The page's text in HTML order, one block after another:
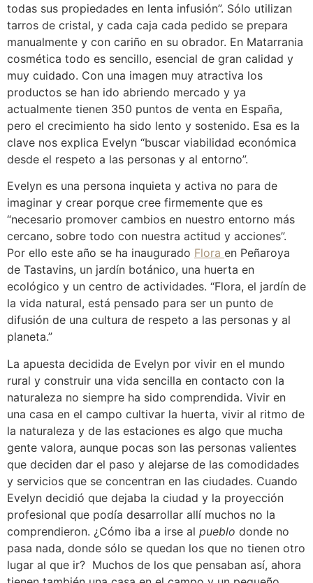
todas sus propiedades en lenta infusión”. Sólo utilizan
tarros de cristal, y cada caja cada pedido se prepara
manualmente y con cariño en su obrador. En Matarrania
cosmética todo es sencillo, esencial de gran calidad y
muy cuidado. Con una imagen muy atractiva los
productos se han ido abriendo mercado y ya
actualmente tienen 350 puntos de venta en España,
pero el crecimiento ha sido lento y sostenido. Esa es la
clave nos explica Evelyn “buscar viabilidad económica
desde el respeto a las personas y al entorno”.
Evelyn es una persona inquieta y activa no para de
imaginar y crear porque cree firmemente que es
“necesario promover cambios en nuestro entorno más
cercano, sobre todo con nuestra actitud y acciones”.
Por ello este año se ha inaugurado Flora en Peñaroya
de Tastavins, un jardín botánico, una huerta en
ecológico y un centro de actividades. “Flora, el jardín de
la vida natural, está pensado para ser un punto de
difusión de una cultura de respeto a las personas y al
planeta.”
La apuesta decidida de Evelyn por vivir en el mundo
rural y construir una vida sencilla en contacto con la
naturaleza no siempre ha sido comprendida. Vivir en
una casa en el campo cultivar la huerta, vivir al ritmo de
la naturaleza y de las estaciones es algo que mucha
gente valora, aunque pocas son las personas valientes
que deciden dar el paso y alejarse de las comodidades
y servicios que se concentran en las ciudades. Cuando
Evelyn decidió que dejaba la ciudad y la proyección
profesional que podía desarrollar allí muchos no la
comprendieron. ¿Cómo iba a irse al pueblo donde no
pasa nada, donde sólo se quedan los que no tienen otro
lugar al que ir? Muchos de los que pensaban así, ahora